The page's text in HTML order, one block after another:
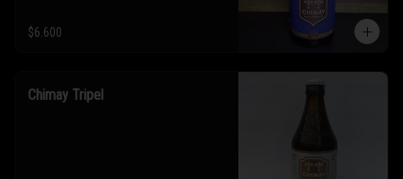
$6.600
Chimay Tripel